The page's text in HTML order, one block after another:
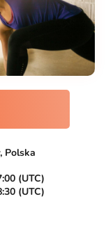
Polska
(UTC)
(UTC)